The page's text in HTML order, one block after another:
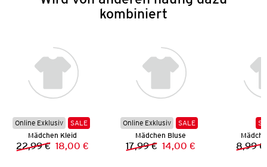
kombiniert
Online Exklusiv
SALE
Mädchen Kleid
Vorheriger Preis:
22,99 € Neuer Preis:
18,00 €
Online Exklusiv
SALE
Mädchen Bluse
Vorheriger Preis:
17,99 € Neuer Preis:
14,00 € 8,99 €